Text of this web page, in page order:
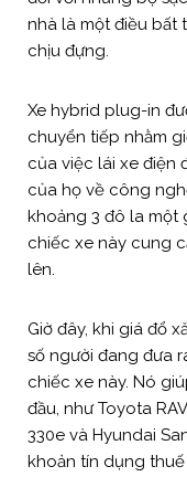
nhà là một điều bất
chịu đựng.
Xe hybrid plug-in
chuyển tiếp nhằm
của việc lái xe điện
của họ về công
khoảng 3 đô la một
chiếc xe này cung
lên.
Giờ đây, khi giá đổ
số người đang đưa
chiếc xe này. Nó
đầu, như Toyota
330e và Hyundai
khoản tín dụng